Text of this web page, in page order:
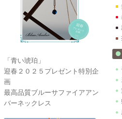
「青い琥珀」
迎春２０２５プレゼント特別企
画
最高品質ブルーサファイアアン
バーネックレス